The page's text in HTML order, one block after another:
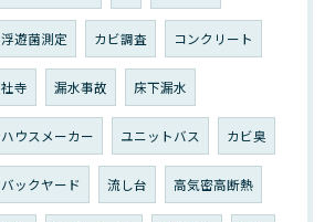
浮遊菌測定 カビ調査 コンクリート
社寺 漏水事故 床下漏水
ハウスメーカー ユニットバス カビ臭
バックヤード 流し台 高気密高断熱